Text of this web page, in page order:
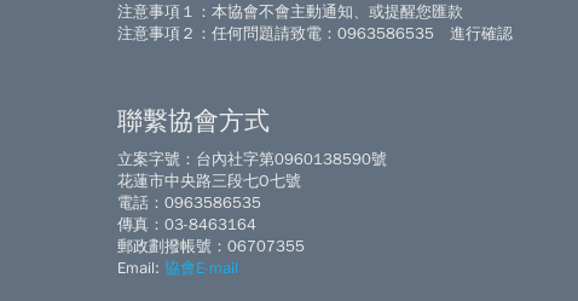
注意事項１：本協會不會主動通知、或提醒您匯款
注意事項２：任何問題請致電：0963586535 進行確認
聯繫協會方式
立案字號：台內社字第0960138590號
花蓮市中央路三段七O七號
電話：0963586535
傳真：03-8463164
郵政劃撥帳號：06707355
Email: 協會E-mail